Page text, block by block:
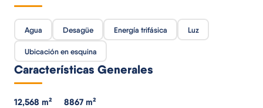
Agua Desagüe Energía trifásica Luz
Ubicación en esquina
Características Generales
12,568 m² 8867 m²